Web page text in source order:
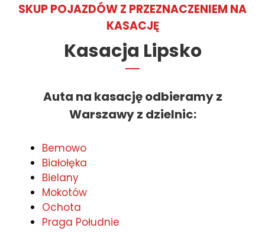
SKUP POJAZDÓW Z PRZEZNACZENIEM NA
KASACJĘ
Kasacja Lipsko
Auta na kasację odbieramy z
Warszawy z dzielnic:
Bemowo
Białołęka
Bielany
Mokotów
Ochota
Praga Południe